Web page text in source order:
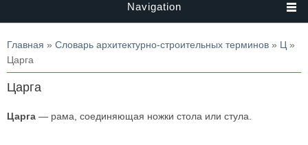
Navigation
Вы здесь
Главная » Словарь архитектурно-строительных терминов » Ц »
Царга
Царга
Царга — рама, соединяющая ножки стола или стула.